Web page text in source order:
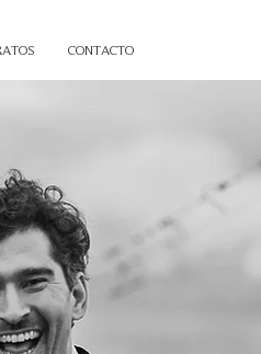
CONTACTO